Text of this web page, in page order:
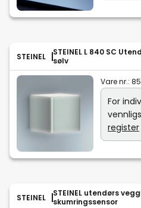
STEINEL
STEINEL L 840 SC
sølv
Vare nr.:
For
register
STEINEL
STEINEL utendørs
skumringssensor